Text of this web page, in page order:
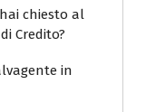
chiesto al
Credito?
in